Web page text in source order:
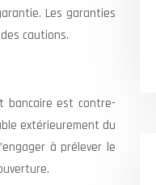
Les garanties
cautions.
bancaire est contre-
extérieurement du
à prélever le